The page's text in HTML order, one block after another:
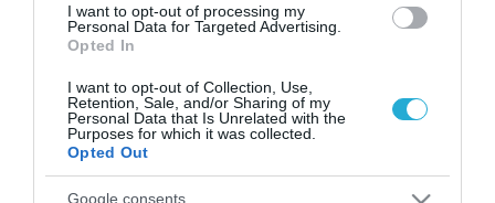
I want to opt-out of processing my
Personal Data for Targeted Advertising.
Opted In
I want to opt-out of Collection, Use,
Retention, Sale, and/or Sharing of my
Personal Data that Is Unrelated with the
Purposes for which it was collected.
Opted Out
Google consents
ΡΟΗ ΕΙΔΗΣΕΩΝ